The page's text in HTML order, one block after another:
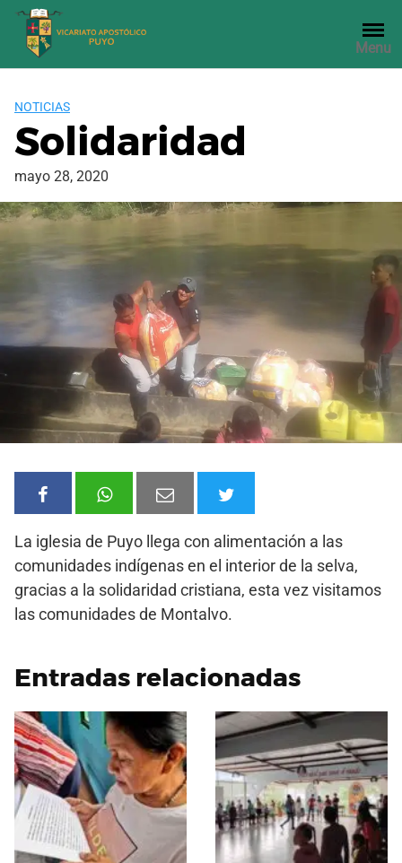
Saltar
contenido
Menu
NOTICIAS
Solidaridad
mayo 28, 2020
La iglesia de Puyo llega con alimentación a las
comunidades indígenas en el interior de la selva,
gracias a la solidaridad cristiana, esta vez visitamos
las comunidades de Montalvo.
Entradas relacionadas